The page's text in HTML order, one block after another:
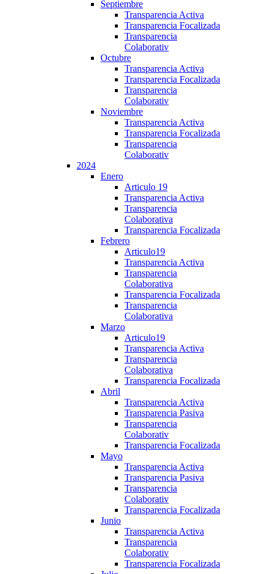
Septiembre
Transparencia Activa
Transparencia Focalizada
Transparencia
Colaborativ
Octubre
Transparencia Activa
Transparencia Focalizada
Transparencia
Colaborativ
Noviembre
Transparencia Activa
Transparencia Focalizada
Transparencia
Colaborativ
2024
Enero
Articulo 19
Transparencia Activa
Transparencia
Colaborativa
Transparencia Focalizada
Febrero
Articulo19
Transparencia Activa
Transparencia
Colaborativa
Transparencia Focalizada
Transparencia
Colaborativa
Marzo
Articulo19
Transparencia Activa
Transparencia
Colaborativa
Transparencia Focalizada
Abril
Transparencia Activa
Transparencia Pasiva
Transparencia
Colaborativ
Transparencia Focalizada
Mayo
Transparencia Activa
Transparencia Pasiva
Transparencia
Colaborativ
Transparencia Focalizada
Junio
Transparencia Activa
Transparencia
Colaborativ
Transparencia Focalizada